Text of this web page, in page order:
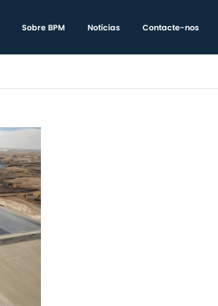
Sobre BPM Notícias Contacte-nos